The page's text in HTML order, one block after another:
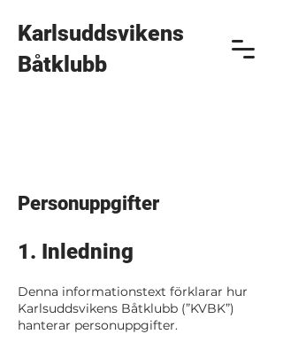
Karlsuddsvikens
Båtklubb
Personuppgifter
1. Inledning
Denna informationstext förklarar hur
Karlsuddsvikens Båtklubb (”KVBK”)
hanterar personuppgifter.